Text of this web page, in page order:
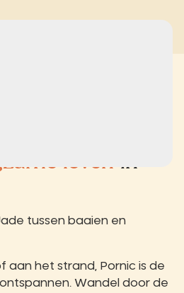
leven in
tussen baaien en
aan het strand, Pornic is de
Wandel door de